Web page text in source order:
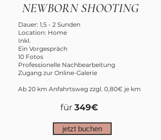
NEWBORN SHOOTING
Dauer: 1,5 - 2 Sunden
Location: Home
Inkl.
Ein Vorgespräch
10 Fotos
Professionelle Nachbearbeitung
Zugang zur Online-Galerie
Ab 20 km Anfahrtsweg zzgl. 0,80€ je km
für 349€
jetzt buchen